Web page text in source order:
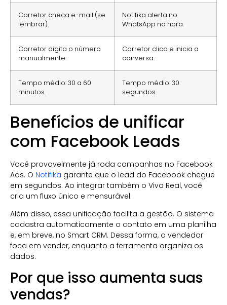
Corretor checa e-mail (se
lembrar).
Notifika alerta no
WhatsApp na hora.
Corretor digita o número
manualmente.
Corretor clica e inicia a
conversa.
Tempo médio: 30 a 60
minutos.
Tempo médio: 30
segundos.
Benefícios de unificar
com Facebook Leads
Você provavelmente já roda campanhas no Facebook
Ads. O Notifika garante que o lead do Facebook chegue
em segundos. Ao integrar também o Viva Real, você
cria um fluxo único e mensurável.
Além disso, essa unificação facilita a gestão. O sistema
cadastra automaticamente o contato em uma planilha
e, em breve, no Smart CRM. Dessa forma, o vendedor
foca em vender, enquanto a ferramenta organiza os
dados.
Por que isso aumenta suas
vendas?